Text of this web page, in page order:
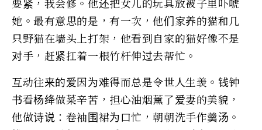
她。最有意思的是，有一次，他们家养的猫和几
只野猫在墙头上打架，他看到自家的猫好像不是
对手，赶紧扛着一根竹杆伸过去帮忙。
互动往来的爱因为难得而总是令世人生羡。钱钟
书看杨绛做菜辛苦，担心油烟薰了爱妻的美貌，
他做诗说：卷袖围裙为口忙，朝朝洗手作羹汤。